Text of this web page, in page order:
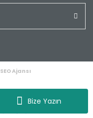
Bize Yazın
SEO Ajansı